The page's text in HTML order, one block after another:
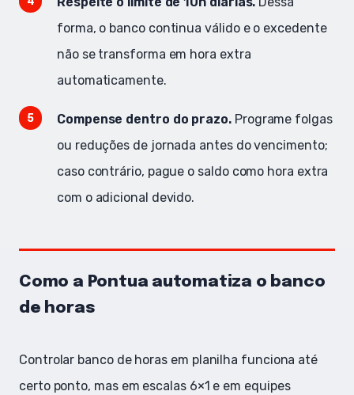
forma, o banco continua válido e o excedente
não se transforma em hora extra
automaticamente.
Compense dentro do prazo. Programe folgas
ou reduções de jornada antes do vencimento;
caso contrário, pague o saldo como hora extra
com o adicional devido.
Como a Pontua automatiza o banco
de horas
Controlar banco de horas em planilha funciona até
certo ponto, mas em escalas 6×1 e em equipes